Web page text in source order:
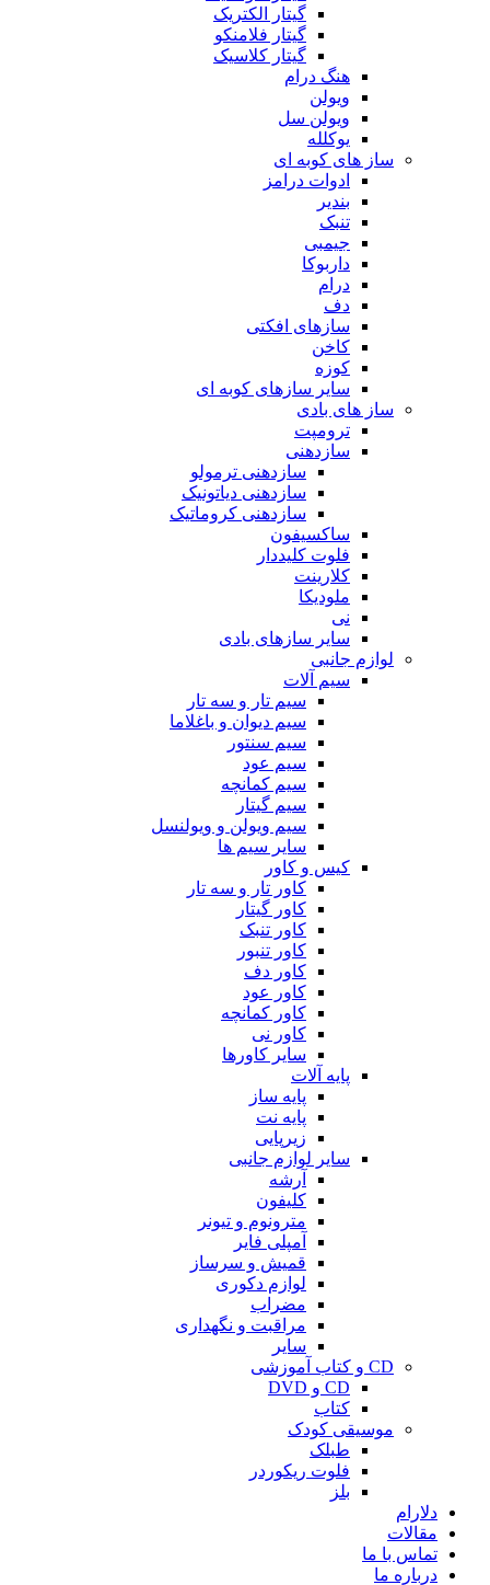
گیتار الکتریک
گیتار فلامنکو
گیتار کلاسیک
هنگ درام
ویولن
ویولن سل
یوکلله
ساز های کوبه ای
ادوات درامز
بندیر
تنبک
جیمبی
داربوکا
درام
دف
سازهای افکتی
کاخن
کوزه
سایر سازهای کوبه ای
ساز های بادی
ترومپت
سازدهنی
سازدهنی ترمولو
سازدهنی دیاتونیک
سازدهنی کروماتیک
ساکسیفون
فلوت کلیددار
کلارینت
ملودیکا
نی
سایر سازهای بادی
لوازم جانبی
سیم آلات
سیم تار و سه تار
سیم دیوان و باغلاما
سیم سنتور
سیم عود
سیم کمانچه
سیم گیتار
سیم ویولن و ویولنسل
سایر سیم ها
کیس و کاور
کاور تار و سه تار
کاور گیتار
کاور تنبک
کاور تنبور
کاور دف
کاور عود
کاور کمانچه
کاور نی
سایر کاورها
پایه آلات
پایه ساز
پایه نت
زیرپایی
سایر لوازم جانبی
آرشه
کلیفون
مترونوم و تیونر
آمپلی فایر
قمیش و سرساز
لوازم دکوری
مضراب
مراقبت و نگهداری
سایر
CD و کتاب آموزشی
CD و DVD
کتاب
موسیقی کودک
طبلک
فلوت ریکوردر
بلز
دلارام
مقالات
تماس با ما
درباره ما